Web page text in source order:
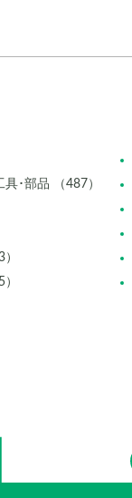
･部品 （487）